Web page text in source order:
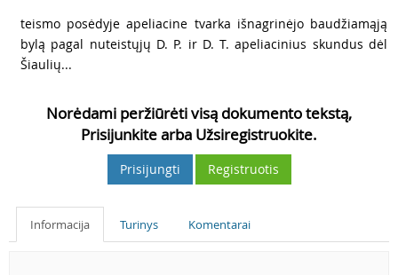
teismo posėdyje apeliacine tvarka išnagrinėjo baudžiamąją
bylą pagal nuteistųjų D. P. ir D. T. apeliacinius skundus dėl
Šiaulių...
Norėdami peržiūrėti visą dokumento tekstą,
Prisijunkite arba Užsiregistruokite.
Prisijungti Registruotis
Informacija Turinys Komentarai